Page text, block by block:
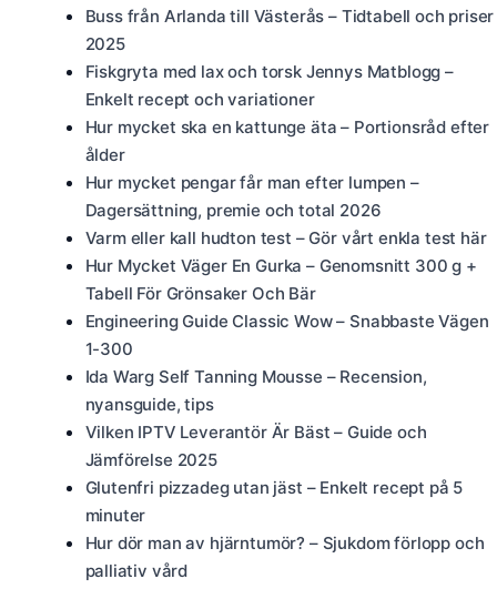
Buss från Arlanda till Västerås – Tidtabell och priser
2025
Fiskgryta med lax och torsk Jennys Matblogg –
Enkelt recept och variationer
Hur mycket ska en kattunge äta – Portionsråd efter
ålder
Hur mycket pengar får man efter lumpen –
Dagersättning, premie och total 2026
Varm eller kall hudton test – Gör vårt enkla test här
Hur Mycket Väger En Gurka – Genomsnitt 300 g +
Tabell För Grönsaker Och Bär
Engineering Guide Classic Wow – Snabbaste Vägen
1-300
Ida Warg Self Tanning Mousse – Recension,
nyansguide, tips
Vilken IPTV Leverantör Är Bäst – Guide och
Jämförelse 2025
Glutenfri pizzadeg utan jäst – Enkelt recept på 5
minuter
Hur dör man av hjärntumör? – Sjukdom förlopp och
palliativ vård